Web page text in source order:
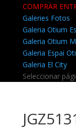
COMPRAR
Galeries Fotos
Galeria Otium
Galeria Otium
Galeria Espai
Galeria El City
Seleccionar